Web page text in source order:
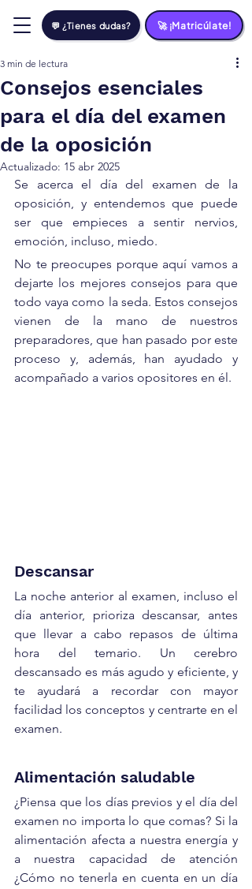
💬 ¿Tienes dudas? 🚀 ¡Matricúlate!
Consejos esenciales
para el día del examen
de la oposición
3 min de lectura
Actualizado: 15 abr 2025
Se acerca el día del examen de la
oposición, y entendemos que puede
ser que empieces a sentir nervios,
emoción, incluso, miedo.
No te preocupes porque aquí vamos a
dejarte los mejores consejos para que
todo vaya como la seda. Estos consejos
vienen de la mano de nuestros
preparadores, que han pasado por este
proceso y, además, han ayudado y
acompañado a varios opositores en él.
Descansar
La noche anterior al examen, incluso el
día anterior, prioriza descansar, antes
que llevar a cabo repasos de última
hora del temario. Un cerebro
descansado es más agudo y eficiente, y
te ayudará a recordar con mayor
facilidad los conceptos y centrarte en el
examen.
Alimentación saludable
¿Piensa que los días previos y el día del
examen no importa lo que comas? Si la
alimentación afecta a nuestra energía y
a nuestra capacidad de atención
¿Cómo no tenerla en cuenta en un día